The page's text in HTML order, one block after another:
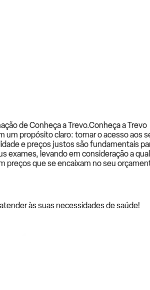
de Conheça a Trevo.Conheça a Trevo
um propósito claro: tornar o acesso aos
e preços justos são fundamentais
exames, levando em consideração a
preços que se encaixam no seu
às suas necessidades de saúde!